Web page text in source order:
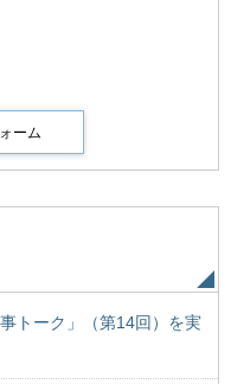
トーク」（第14回）を実